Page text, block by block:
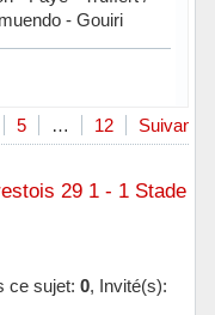
- Gouiri
5 … 12 Suivant
29 1 - 1 Stade
ce sujet: 0, Invité(s):